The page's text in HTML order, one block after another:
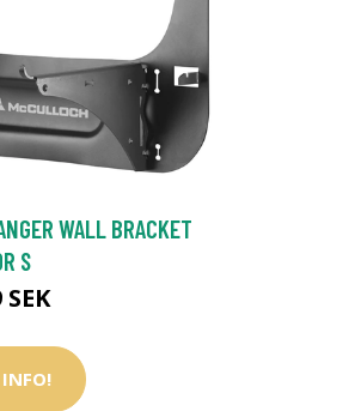
WALL BRACKET
S
INFO!